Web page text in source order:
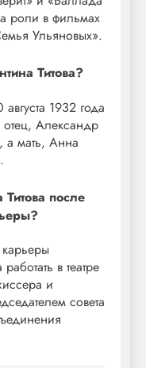
роли в фильмах
Ульяновых».
Титова?
1932 года
отец, Александр
а мать, Анна
после
в театре
и
совета